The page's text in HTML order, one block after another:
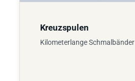
Kreuzspulen
Kilometerlange Schmalbänder